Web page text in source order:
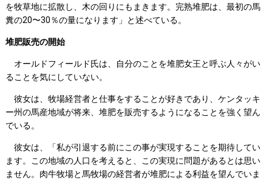
を牧草地に拡散し、木の回りにもまきます。完熟堆肥は、最初の馬
糞の20〜30％の量になります」と述べている。
堆肥販売の開始
オールドフィールド氏は、自分のことを堆肥女王と呼ぶ人々がい
ることを気にしていない。
彼女は、牧場経営者と仕事をすることが好きであり、ケンタッキ
ー州の馬産地域が将来、堆肥を販売するようになることを強く望ん
でいる。
彼女は、「私が引退する前にこの事が実現することを期待してい
ます。この地域の人口を考えると、この実現に問題があるとは思い
ません。肉牛牧場と馬牧場の経営者が堆肥による利益を望んでいま